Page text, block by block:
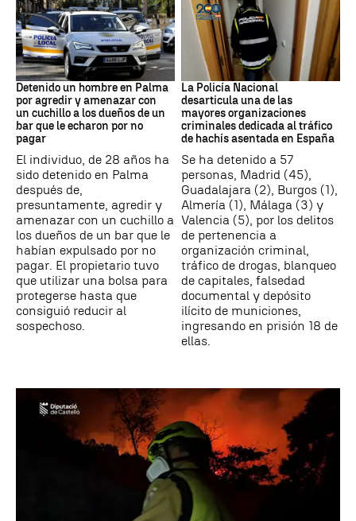
Detención
Detenido un hombre en Palma
por agredir y amenazar con
un cuchillo a los dueños de un
bar que le echaron por no
pagar
El individuo, de 28 años ha
sido detenido en Palma
después de,
presuntamente, agredir y
amenazar con un cuchillo a
los dueños de un bar que le
habían expulsado por no
pagar. El propietario tuvo
que utilizar una bolsa para
protegerse hasta que
consiguió reducir al
sospechoso.
Narcotrafico
La Policía Nacional
desarticula una de las
mayores organizaciones
criminales dedicada al tráfico
de hachís asentada en España
Se ha detenido a 57
personas, Madrid (45),
Guadalajara (2), Burgos (1),
Almería (1), Málaga (3) y
Valencia (5), por los delitos
de pertenencia a
organización criminal,
tráfico de drogas, blanqueo
de capitales, falsedad
documental y depósito
ilícito de municiones,
ingresando en prisión 18 de
ellas.